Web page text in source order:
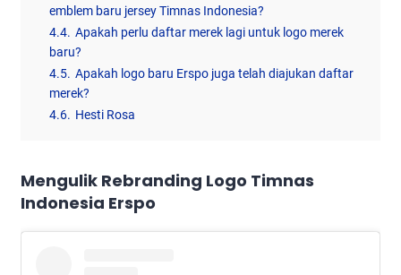
emblem baru jersey Timnas Indonesia?
4.4. Apakah perlu daftar merek lagi untuk logo merek
baru?
4.5. Apakah logo baru Erspo juga telah diajukan daftar
merek?
4.6. Hesti Rosa
Mengulik Rebranding Logo Timnas
Indonesia Erspo